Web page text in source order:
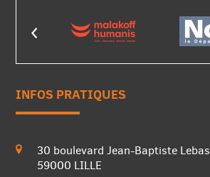
INFOS PRATIQUES
30 boulevard Jean-Baptiste Lebas
59000 LILLE